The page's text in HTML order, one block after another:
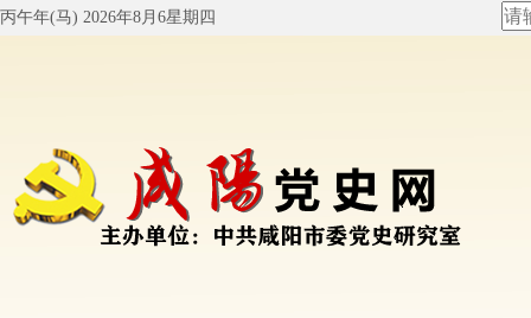
丙午年(马) 2026年8月6星期四